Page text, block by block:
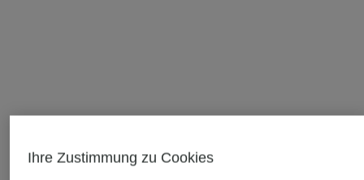
Ihre Zustimmung zu Cookies